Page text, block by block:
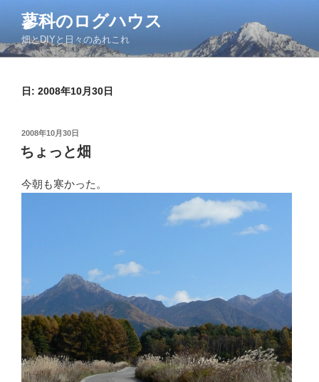
テ
ン
蓼科のログハウス
畑とDIYと日々のあれこれ
日: 2008年10月30日
投
稿
日:
2008年10月30日
ちょっと畑
今朝も寒かった。